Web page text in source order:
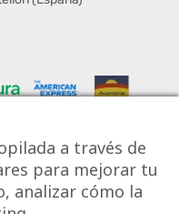
a través de
para mejorar tu
analizar cómo la